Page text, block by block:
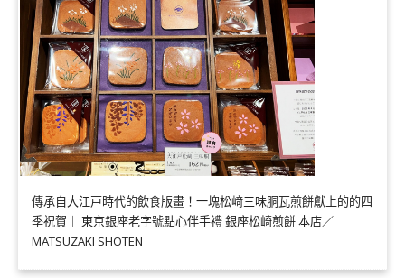
傳承自大江戸時代的飲食版畫！一塊松﨑三味胴瓦煎餅獻上的的四
季祝賀｜ 東京銀座老字號點心伴手禮 銀座松崎煎餅 本店／
MATSUZAKI SHOTEN